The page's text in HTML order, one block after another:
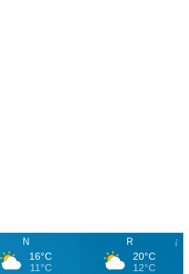
N
16°C
11°C
R
20°C
12°C